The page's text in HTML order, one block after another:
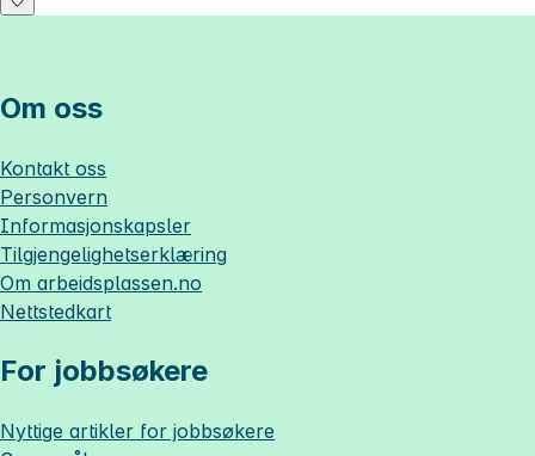
Om oss
Kontakt oss
Personvern
Informasjonskapsler
Tilgjengelighetserklæring
Om arbeidsplassen.no
Nettstedkart
For jobbsøkere
Nyttige artikler for jobbsøkere